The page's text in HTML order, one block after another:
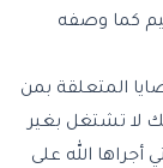
كما وصفه
المتعلقة بمن
لا تشتغل بغير
أجراها الله على